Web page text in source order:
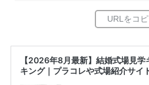
【2026年8月最新】結婚式場見
キング｜プラコレや式場紹介サイ